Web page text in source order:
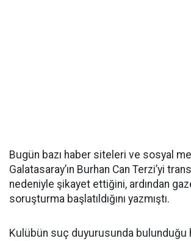
Bugün bazı haber siteleri ve sosyal
Galatasaray’ın Burhan Can Terzi’yi
nedeniyle şikayet ettiğini, ardından
soruşturma başlatıldığını yazmıştı.
Kulübün suç duyurusunda bulunduğu